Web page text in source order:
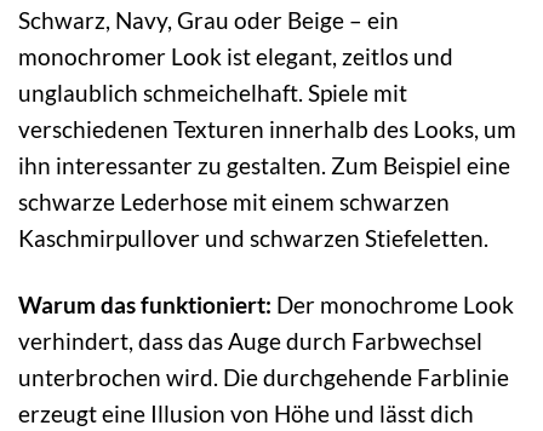
Schwarz, Navy, Grau oder Beige – ein
monochromer Look ist elegant, zeitlos und
unglaublich schmeichelhaft. Spiele mit
verschiedenen Texturen innerhalb des Looks, um
ihn interessanter zu gestalten. Zum Beispiel eine
schwarze Lederhose mit einem schwarzen
Kaschmirpullover und schwarzen Stiefeletten.
Warum das funktioniert: Der monochrome Look
verhindert, dass das Auge durch Farbwechsel
unterbrochen wird. Die durchgehende Farblinie
erzeugt eine Illusion von Höhe und lässt dich